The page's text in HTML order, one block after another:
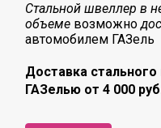
Стальной швеллер в
объеме возможно
автомобилем ГАЗель
Доставка
ГАЗелью от 4 000